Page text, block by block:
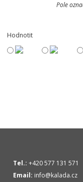
Pole
Hodnotit
Tel.: +420 577 131 571
Email: info@kalada.cz